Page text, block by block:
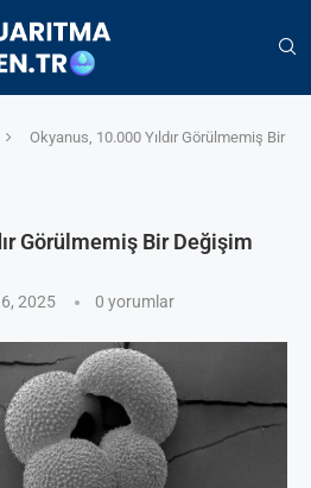
Okyanus, 10.000 Yıldır Görülmemiş Bir
Görülmemiş Bir Değişim
2025 0 yorumlar